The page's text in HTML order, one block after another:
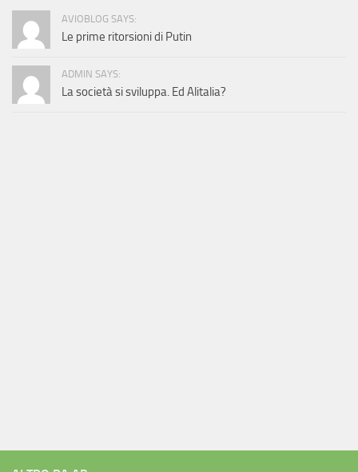
AVIOBLOG SAYS:
Le prime ritorsioni di Putin
ADMIN SAYS:
La società si sviluppa. Ed Alitalia?